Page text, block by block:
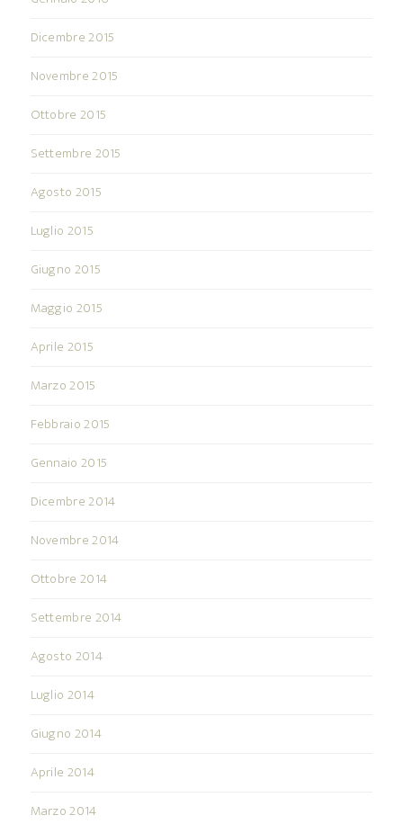
Dicembre 2015
Novembre 2015
Ottobre 2015
Settembre 2015
Agosto 2015
Luglio 2015
Giugno 2015
Maggio 2015
Aprile 2015
Marzo 2015
Febbraio 2015
Gennaio 2015
Dicembre 2014
Novembre 2014
Ottobre 2014
Settembre 2014
Agosto 2014
Luglio 2014
Giugno 2014
Aprile 2014
Marzo 2014